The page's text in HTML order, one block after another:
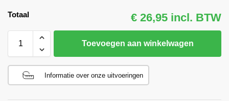
Totaal € 26,95 incl. BTW
Toevoegen aan winkelwagen
Informatie over onze uitvoeringen